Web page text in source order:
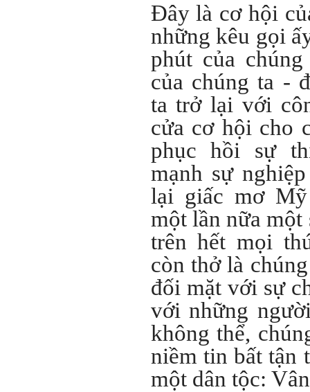
Đây là cơ hội
những kêu gọi
phút của
của chúng ta -
ta trở lại với
cửa cơ hội cho
phục hồi sự
mạnh sự
lại giấc mơ
một lần nữa một
trên hết mọi
còn thở là
đối mặt với sự
với những
không thể,
niềm tin bất tận
một dân tộc: